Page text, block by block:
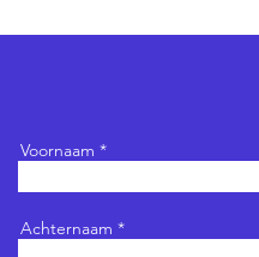
Voornaam
Achternaam